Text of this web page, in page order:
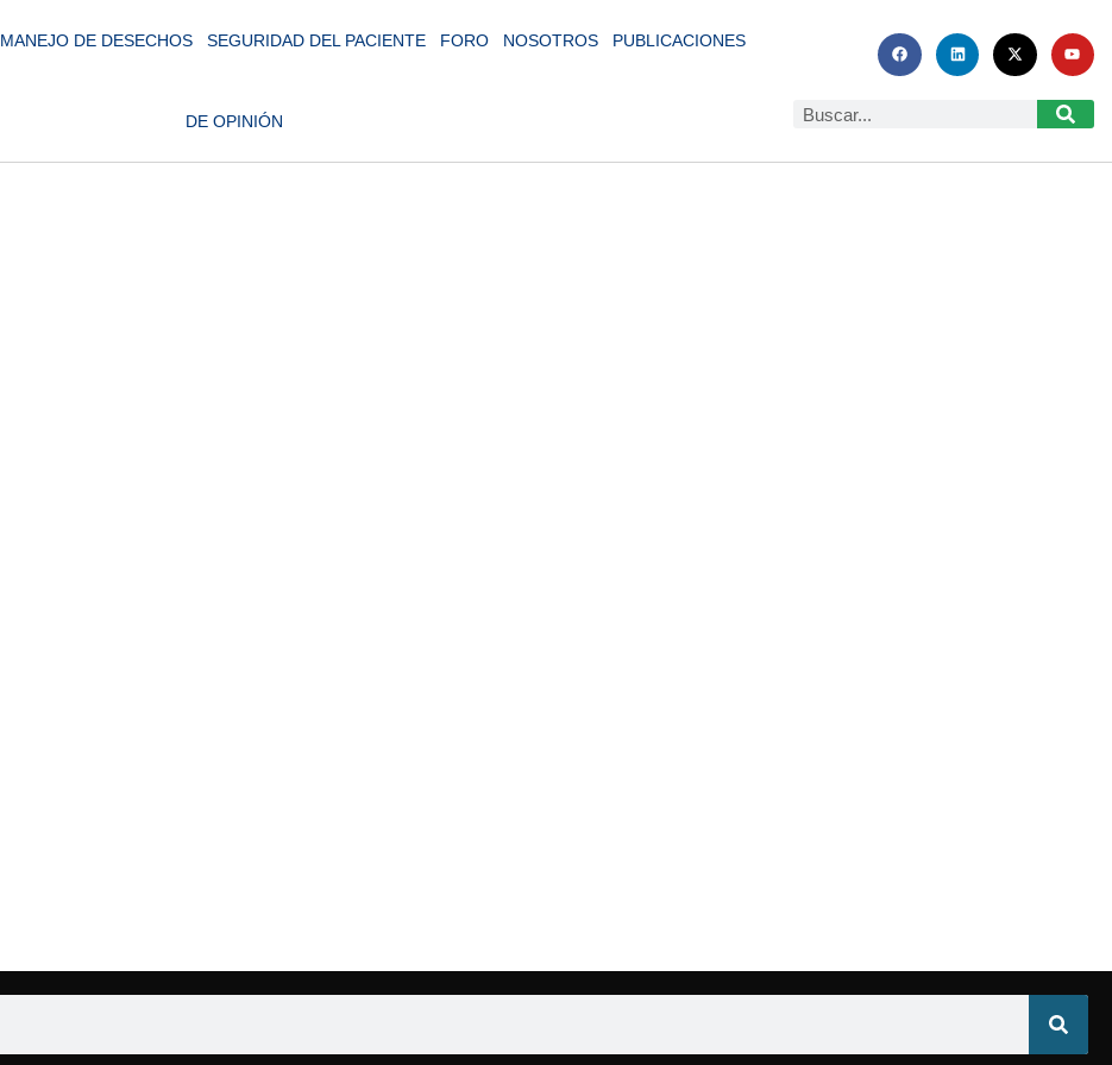
MANEJO DE DESECHOS SEGURIDAD DEL PACIENTE FORO NOSOTROS PUBLICACIONES
DE OPINIÓN